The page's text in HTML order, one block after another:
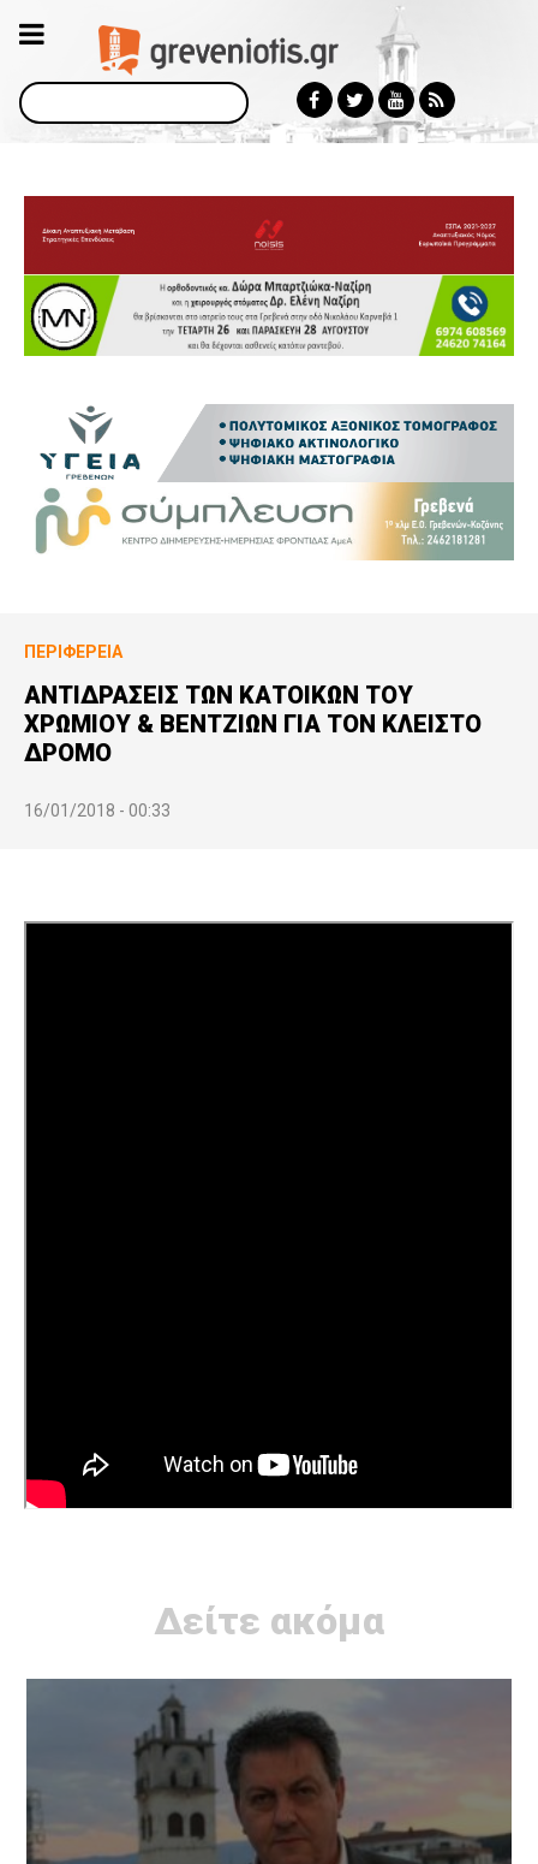
Αναζήτηση
ΠΕΡΙΦΈΡΕΙΑ
ΑΝΤΙΔΡΑΣΕΙΣ ΤΩΝ ΚΑΤΟΙΚΩΝ ΤΟΥ
ΧΡΩΜΙΟΥ & ΒΕΝΤΖΙΩΝ ΓΙΑ ΤΟΝ ΚΛΕΙΣΤΟ
ΔΡΟΜΟ
16/01/2018 - 00:33
Δείτε ακόμα